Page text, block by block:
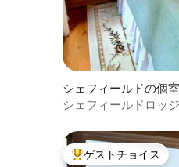
シェフィールドの個室
シェフィールドロッ
大好評のゲストチョ
ゲストチョイス